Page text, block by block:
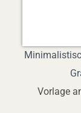
Vorlage